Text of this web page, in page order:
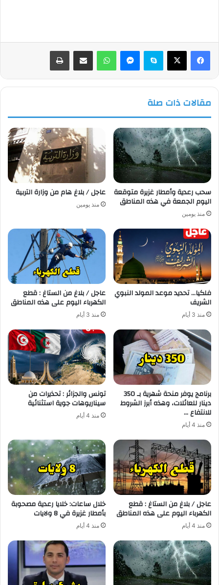
فيسبوك سكايب واتساب
مقالات ذات صلة
سحب رعدية وأمطار غزيرة متوقعة
اليوم الجمعة في هذه المناطق
منذ يومين
عاجل / بلاغ هام من وزارة التربية
منذ يومين
فلكيا… تحديد موعد المولد النبوي
الشريف
منذ 3 أيام
عاجل / بلاغ من الستاغ : قطع
الكهرباء اليوم على هذه المناطق
منذ 3 أيام
برنامج يوفر منحة شهرية بـ 350
دينار للعائلات، وهذه أبرز الشروط
للانتفاع …
منذ 4 أيام
تونس والجزائر : تحذيرات من
سيناريوهات جوية استثنائية
منذ 4 أيام
عاجل / بلاغ من الستاغ : قطع
الكهرباء اليوم على هذه المناطق
منذ 4 أيام
خلال ساعات: خلايا رعدية مصحوبة
بأمطار غزيرة في 8 ولايات
منذ 4 أيام